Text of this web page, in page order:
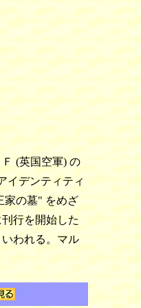
(英国空軍) の
イデンティティ
家の墓" をめざ
行を開始した
われる。マル